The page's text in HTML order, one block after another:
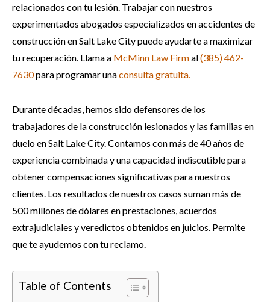
relacionados con tu lesión. Trabajar con nuestros
experimentados abogados especializados en accidentes de
construcción en Salt Lake City puede ayudarte a maximizar
tu recuperación. Llama a McMinn Law Firmal(385) 462-
7630para programar unaconsulta gratuita.
Durante décadas, hemos sido defensores de los
trabajadores de la construcción lesionados y las familias en
duelo en Salt Lake City. Contamos con más de 40 años de
experiencia combinada y una capacidad indiscutible para
obtener compensaciones significativas para nuestros
clientes. Los resultados de nuestros casos suman más de
500 millones de dólares en prestaciones, acuerdos
extrajudiciales y veredictos obtenidos en juicios. Permite
que te ayudemos con tu reclamo.
Table of Contents